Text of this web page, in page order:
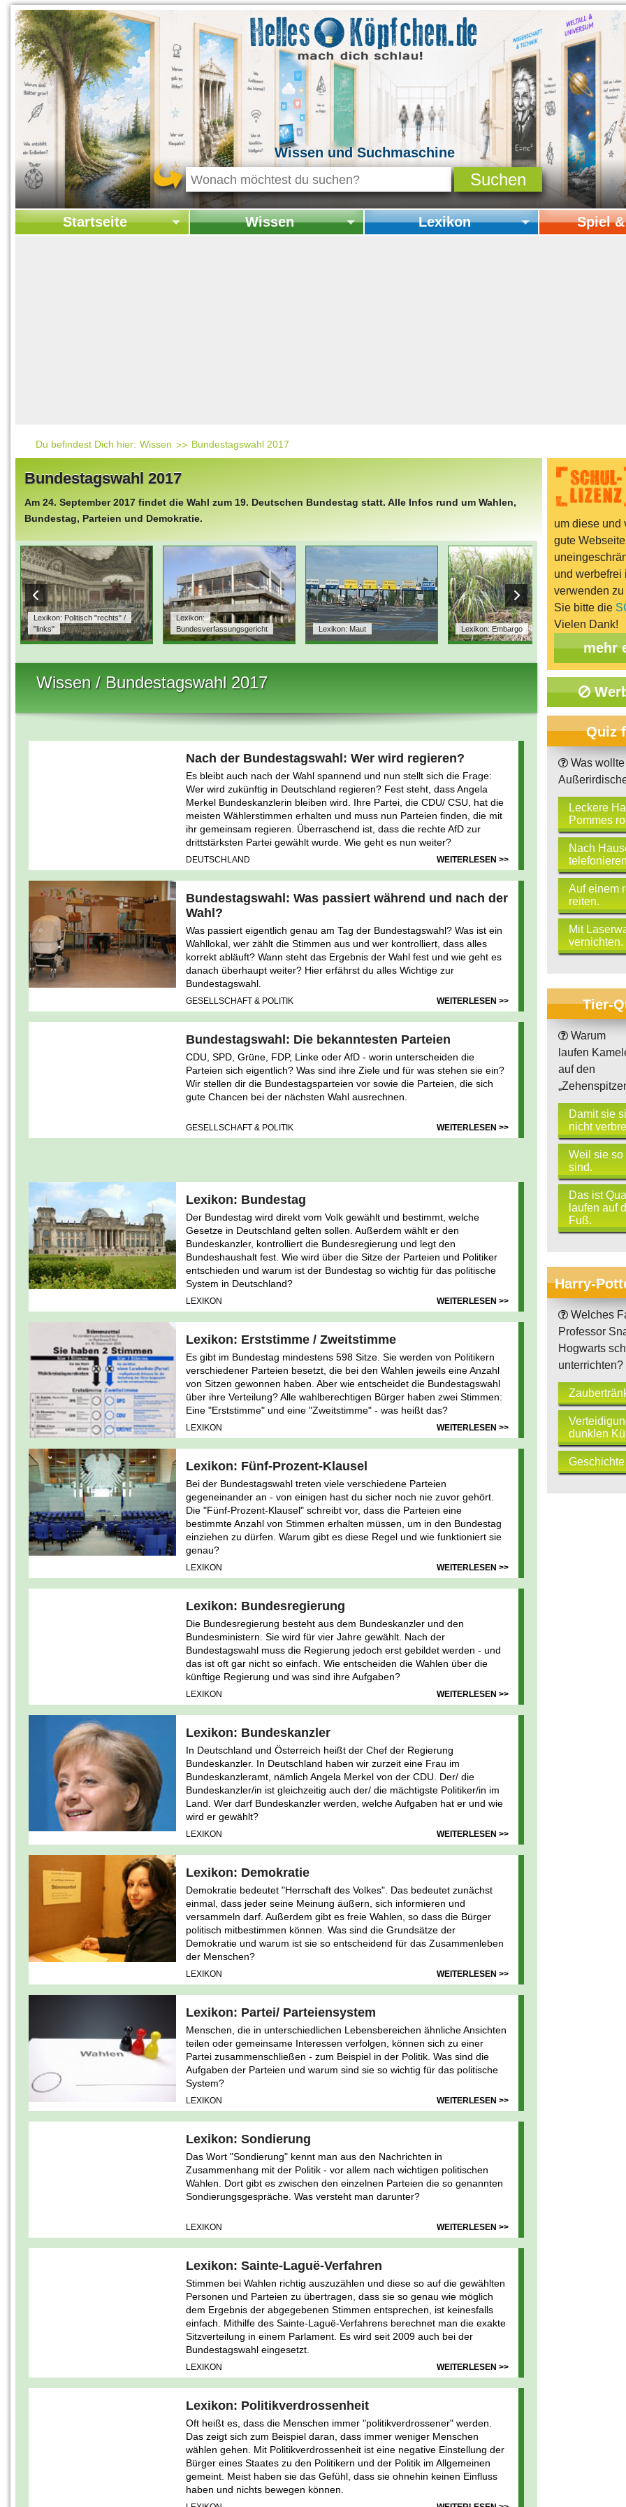
Wissen und Suchmaschine
Startseite Wissen
Technik
Lexikon Spiel
Reisen,
E-Cards
Du befindest Dich hier: Wissen Bundestagswahl 2017
Bundestagswahl 2017
Am 24. September 2017 findet die Wahl zum 19. Deutschen Bundestag statt. Alle Infos rund um Wahlen,
Bundestag, Parteien und Demokratie.
Lexikon: Politisch "rechts" /
"links"
Lexikon:
Bundesverfassungsgericht
Lexikon: Maut Lexikon: Embargo
Wissen / Bundestagswahl 2017
Nach der Bundestagswahl: Wer wird regieren?
Es bleibt auch nach der Wahl spannend und nun stellt sich die Frage:
Wer wird zukünftig in Deutschland regieren? Fest steht, dass Angela
Merkel Bundeskanzlerin bleiben wird. Ihre Partei, die CDU/ CSU, hat die
meisten Wählerstimmen erhalten und muss nun Parteien finden, die mit
ihr gemeinsam regieren. Überraschend ist, dass die rechte AfD zur
drittstärksten Partei gewählt wurde. Wie geht es nun weiter?
DEUTSCHLAND WEITERLESEN >>
Bundestagswahl: Was passiert während und nach der
Wahl?
Was passiert eigentlich genau am Tag der Bundestagswahl? Was ist ein
Wahllokal, wer zählt die Stimmen aus und wer kontrolliert, dass alles
korrekt abläuft? Wann steht das Ergebnis der Wahl fest und wie geht es
danach überhaupt weiter? Hier erfährst du alles Wichtige zur
Bundestagswahl.
GESELLSCHAFT & POLITIK WEITERLESEN >>
Bundestagswahl: Die bekanntesten Parteien
CDU, SPD, Grüne, FDP, Linke oder AfD - worin unterscheiden die
Parteien sich eigentlich? Was sind ihre Ziele und für was stehen sie ein?
Wir stellen dir die Bundestagsparteien vor sowie die Parteien, die sich
gute Chancen bei der nächsten Wahl ausrechnen.
GESELLSCHAFT & POLITIK WEITERLESEN >>
Lexikon: Bundestag
Der Bundestag wird direkt vom Volk gewählt und bestimmt, welche
Gesetze in Deutschland gelten sollen. Außerdem wählt er den
Bundeskanzler, kontrolliert die Bundesregierung und legt den
Bundeshaushalt fest. Wie wird über die Sitze der Parteien und Politiker
entschieden und warum ist der Bundestag so wichtig für das politische
System in Deutschland?
LEXIKON WEITERLESEN >>
Lexikon: Erststimme / Zweitstimme
Es gibt im Bundestag mindestens 598 Sitze. Sie werden von Politikern
verschiedener Parteien besetzt, die bei den Wahlen jeweils eine Anzahl
von Sitzen gewonnen haben. Aber wie entscheidet die Bundestagswahl
über ihre Verteilung? Alle wahlberechtigen Bürger haben zwei Stimmen:
Eine "Erststimme" und eine "Zweitstimme" - was heißt das?
LEXIKON WEITERLESEN >>
Lexikon: Fünf-Prozent-Klausel
Bei der Bundestagswahl treten viele verschiedene Parteien
gegeneinander an - von einigen hast du sicher noch nie zuvor gehört.
Die "Fünf-Prozent-Klausel" schreibt vor, dass die Parteien eine
bestimmte Anzahl von Stimmen erhalten müssen, um in den Bundestag
einziehen zu dürfen. Warum gibt es diese Regel und wie funktioniert sie
genau?
LEXIKON WEITERLESEN >>
Lexikon: Bundesregierung
Die Bundesregierung besteht aus dem Bundeskanzler und den
Bundesministern. Sie wird für vier Jahre gewählt. Nach der
Bundestagswahl muss die Regierung jedoch erst gebildet werden - und
das ist oft gar nicht so einfach. Wie entscheiden die Wahlen über die
künftige Regierung und was sind ihre Aufgaben?
LEXIKON WEITERLESEN >>
Lexikon: Bundeskanzler
In Deutschland und Österreich heißt der Chef der Regierung
Bundeskanzler. In Deutschland haben wir zurzeit eine Frau im
Bundeskanzleramt, nämlich Angela Merkel von der CDU. Der/ die
Bundeskanzler/in ist gleichzeitig auch der/ die mächtigste Politiker/in im
Land. Wer darf Bundeskanzler werden, welche Aufgaben hat er und wie
wird er gewählt?
LEXIKON WEITERLESEN >>
Lexikon: Demokratie
Demokratie bedeutet "Herrschaft des Volkes". Das bedeutet zunächst
einmal, dass jeder seine Meinung äußern, sich informieren und
versammeln darf. Außerdem gibt es freie Wahlen, so dass die Bürger
politisch mitbestimmen können. Was sind die Grundsätze der
Demokratie und warum ist sie so entscheidend für das Zusammenleben
der Menschen?
LEXIKON WEITERLESEN >>
Lexikon: Partei/ Parteiensystem
Menschen, die in unterschiedlichen Lebensbereichen ähnliche Ansichten
teilen oder gemeinsame Interessen verfolgen, können sich zu einer
Partei zusammenschließen - zum Beispiel in der Politik. Was sind die
Aufgaben der Parteien und warum sind sie so wichtig für das politische
System?
LEXIKON WEITERLESEN >>
Lexikon: Sondierung
Das Wort "Sondierung" kennt man aus den Nachrichten in
Zusammenhang mit der Politik - vor allem nach wichtigen politischen
Wahlen. Dort gibt es zwischen den einzelnen Parteien die so genannten
Sondierungsgespräche. Was versteht man darunter?
LEXIKON WEITERLESEN >>
Lexikon: Sainte-Laguë-Verfahren
Stimmen bei Wahlen richtig auszuzählen und diese so auf die gewählten
Personen und Parteien zu übertragen, dass sie so genau wie möglich
dem Ergebnis der abgegebenen Stimmen entsprechen, ist keinesfalls
einfach. Mithilfe des Sainte-Laguë-Verfahrens berechnet man die exakte
Sitzverteilung in einem Parlament. Es wird seit 2009 auch bei der
Bundestagswahl eingesetzt.
LEXIKON WEITERLESEN >>
Lexikon: Politikverdrossenheit
Oft heißt es, dass die Menschen immer "politikverdrossener" werden.
Das zeigt sich zum Beispiel daran, dass immer weniger Menschen
wählen gehen. Mit Politikverdrossenheit ist eine negative Einstellung der
Bürger eines Staates zu den Politikern und der Politik im Allgemeinen
gemeint. Meist haben sie das Gefühl, dass sie ohnehin keinen Einfluss
haben und nichts bewegen können.
um diese und
gute
und werbefrei
verwenden
Sie bitte die
Vielen Dank!
mehr
Quiz
Was
Leckere
Pommes
Nach
Auf einem
reiten.
Mit
vernichten.
Tier-
Warum
laufen
auf den
Damit sie
nicht
Weil sie so
sind.
Das ist
laufen auf
Fuß.
Harry-
Welches
Professor
Hogwarts
unterrichten?
dunklen